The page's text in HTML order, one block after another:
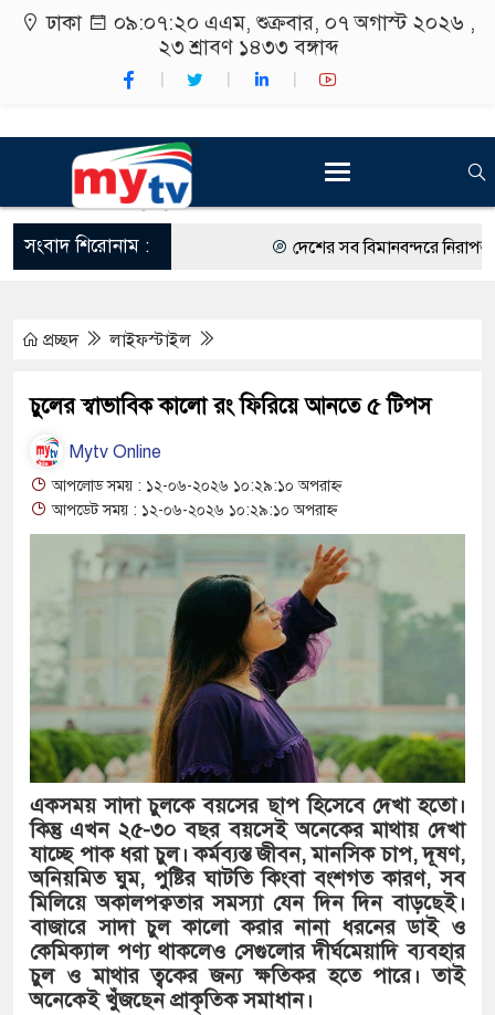
ঢাকা ০৯:০৭:২১ এএম, শুক্রবার, ০৭ অগাস্ট ২০২৬ ,
২৩ শ্রাবণ ১৪৩৩ বঙ্গাব্দ
সংবাদ শিরোনাম : দেশের সব বিমানবন্দরে নিরাপত্তা
কর্মসূচীর শুভসূচনা।
রং ফর্সাকারী ৮ ব্র্যান্ডের ক্রিমে
থাকায় বিক্রিতে নিষেধাজ্ঞা
অত্যাচারের ছবি যেন আর তুলতে না
আলাল
‘গুলশানের চামেলি’তে ভিন্ন রূপে
যৌনকর্মীর দালাল চরিত্রে
সারজিস-পাটোয়ারীসহ ১০ জনের
গুলশান থেকে সাবেক মন্ত্রী লতিফ
‘স্কুটি নাকি গোল্ড?’ ক্যাম্পেইনের
এর ফ্রিডম ব্র্যান্ড, বাড়ল ক্যাম্পেইনের
সংবিধান অনুযায়ী যথাসময়ে রাষ্ট্রপতি
১৫২২ পুলিশ সদস্যকে চাকরিতে
প্রচ্ছদ লাইফস্টাইল
চুলের স্বাভাবিক কালো রং ফিরিয়ে আনতে ৫ টিপস
Mytv Online
আপলোড সময় : ১২-০৬-২০২৬ ১০:২৯:১০ অপরাহ্ন
আপডেট সময় : ১২-০৬-২০২৬ ১০:২৯:১০ অপরাহ্ন
একসময় সাদা চুলকে বয়সের ছাপ হিসেবে দেখা হতো।
কিন্তু এখন ২৫-৩০ বছর বয়সেই অনেকের মাথায় দেখা
যাচ্ছে পাক ধরা চুল। কর্মব্যস্ত জীবন, মানসিক চাপ, দূষণ,
অনিয়মিত ঘুম, পুষ্টির ঘাটতি কিংবা বংশগত কারণ, সব
মিলিয়ে অকালপক্বতার সমস্যা যেন দিন দিন বাড়ছেই।
বাজারে সাদা চুল কালো করার নানা ধরনের ডাই ও
কেমিক্যাল পণ্য থাকলেও সেগুলোর দীর্ঘমেয়াদি ব্যবহার
চুল ও মাথার ত্বকের জন্য ক্ষতিকর হতে পারে। তাই
অনেকেই খুঁজছেন প্রাকৃতিক সমাধান।